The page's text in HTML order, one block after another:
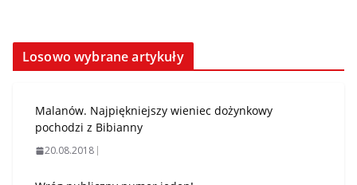
Losowo wybrane artykuły
Malanów. Najpiękniejszy wieniec dożynkowy
pochodzi z Bibianny
20.08.2018